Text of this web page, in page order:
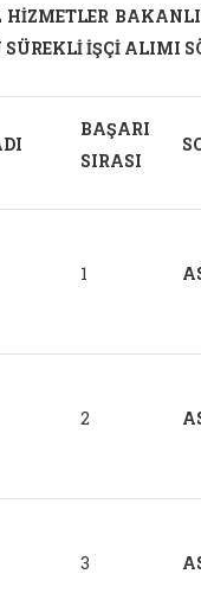
İŞÇİ ALIMI
BAŞARI
SIRASI
1
2
3